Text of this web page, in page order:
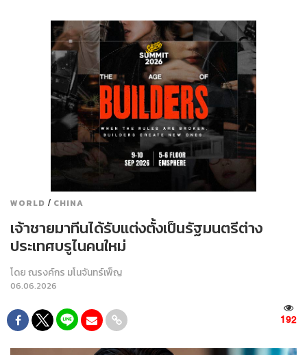
WORLD / CHINA
เจ้าชายมาทีนได้รับแต่งตั้งเป็นรัฐมนตรีต่าง
ประเทศบรูไนคนใหม่
โดยณรงค์กร มโนจันทร์เพ็ญ
06.06.2026
192